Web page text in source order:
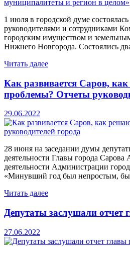
1 июля в городской думе состоялась
руководителями и сотрудниками
городским имуществом и
Нижнего Новгорода. Состоялись
Читать далее
Как развивается Саров,
проблемы? Отчеты
29.06.2022
28 июня на заседании думы
деятельности Главы города Сарова
деятельности Администрации
«Минувший год был непростым,
Читать далее
Депутаты заслушали отчет
27.06.2022